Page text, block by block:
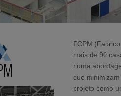
FCPM
mais de 90
numa
que
projeto como